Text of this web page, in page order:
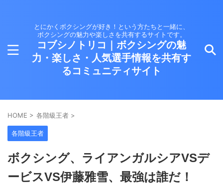
とにかくボクシングが好き！という方たちと一緒に、
ボクシングの魅力や楽しさを共有するサイトです。
コブシノトリコ｜ボクシングの魅
力・楽しさ・人気選手情報を共有す
るコミュニティサイト
HOME > 各階級王者 >
各階級王者
ボクシング、ライアンガルシアVSデ
ービスVS伊藤雅雪、最強は誰だ！